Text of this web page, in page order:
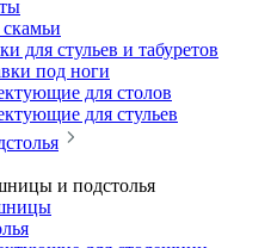
для стульев и табуретов
под ноги
для столов
для стульев
и подстолья